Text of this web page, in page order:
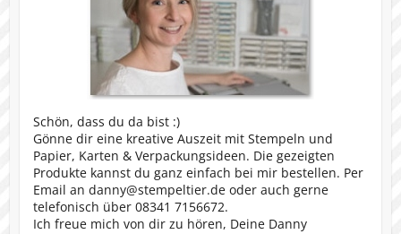
Schön, dass du da bist :)
Gönne dir eine kreative Auszeit mit Stempeln und
Papier, Karten & Verpackungsideen. Die gezeigten
Produkte kannst du ganz einfach bei mir bestellen. Per
Email an danny@stempeltier.de oder auch gerne
telefonisch über 08341 7156672.
Ich freue mich von dir zu hören, Deine Danny